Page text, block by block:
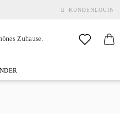
KUNDENLOGIN
Zuhause.